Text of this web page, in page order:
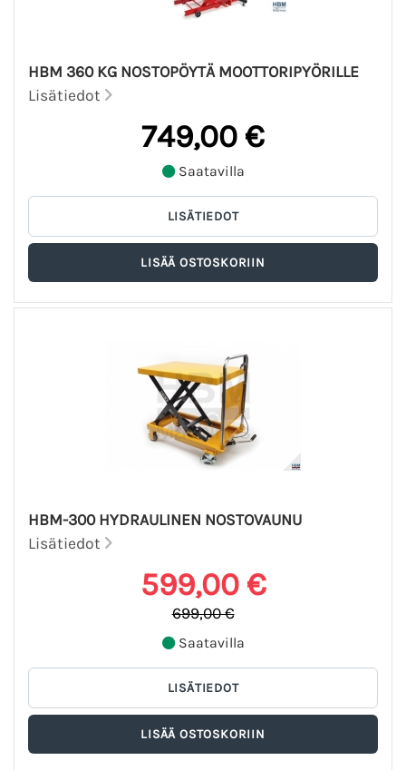
HBM 360 KG NOSTOPÖYTÄ MOOTTORIPYÖRILLE
Lisätiedot
749,00 €
Saatavilla
HBM-300 HYDRAULINEN NOSTOVAUNU
Lisätiedot
599,00 €
699,00 €
Saatavilla